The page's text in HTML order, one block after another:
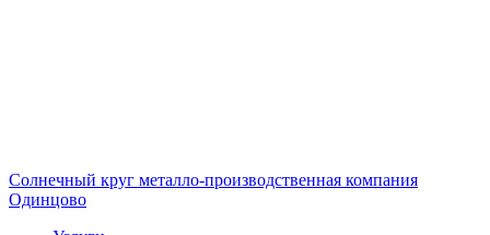
Солнечный круг металло-производственная компания
Одинцово